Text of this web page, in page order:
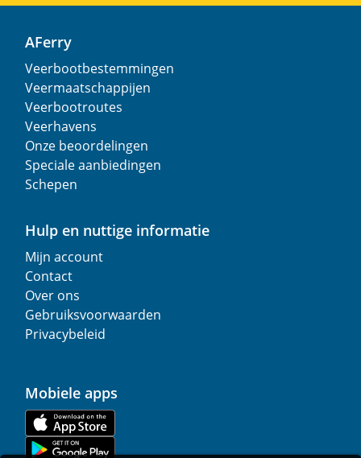
AFerry
Veerbootbestemmingen
Veermaatschappijen
Veerbootroutes
Veerhavens
Onze beoordelingen
Speciale aanbiedingen
Schepen
Hulp en nuttige informatie
Mijn account
Contact
Over ons
Gebruiksvoorwaarden
Privacybeleid
Mobiele apps